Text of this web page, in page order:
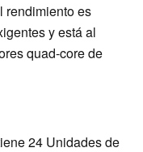
rendimiento es
y está al
quad-core de
24 Unidades de